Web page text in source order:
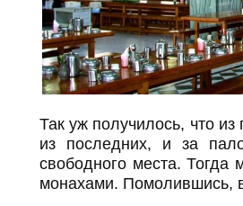
Так уж получилось, что
из последних, и за
свободного места. Тогда
монахами. Помолившись,